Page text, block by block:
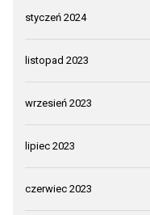
styczeń 2024
listopad 2023
wrzesień 2023
lipiec 2023
czerwiec 2023